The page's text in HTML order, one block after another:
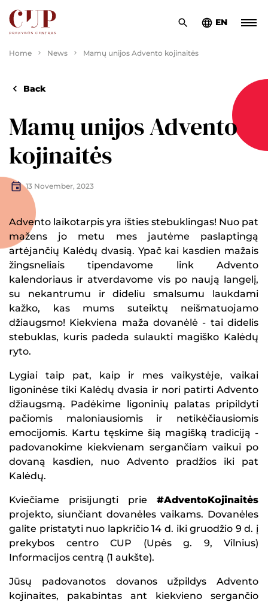
EN
Home News Mamų unijos Advento kojinaitės
Back
Mamų unijos Advento
kojinaitės
13 November, 2023
Advento laikotarpis yra išties stebuklingas! Nuo pat
mažens jo metu mes jautėme paslaptingą
artėjančių Kalėdų dvasią. Ypač kai kasdien mažais
žingsneliais tipendavome link Advento
kalendoriaus ir atverdavome vis po naują langelį,
su nekantrumu ir dideliu smalsumu laukdami
kažko, kas mums suteiktų neišmatuojamo
džiaugsmo! Kiekviena maža dovanėlė - tai didelis
stebuklas, kuris padeda sulaukti magiško Kalėdų
ryto.
Lygiai taip pat, kaip ir mes vaikystėje, vaikai
ligoninėse tiki Kalėdų dvasia ir nori patirti Advento
džiaugsmą. Padėkime ligoninių palatas pripildyti
pačiomis maloniausiomis ir netikėčiausiomis
emocijomis. Kartu tęskime šią magišką tradiciją -
padovanokime kiekvienam sergančiam vaikui po
dovaną kasdien, nuo Advento pradžios iki pat
Kalėdų.
Kviečiame prisijungti prie #AdventoKojinaitės
projekto, siunčiant dovanėles vaikams. Dovanėles
galite pristatyti nuo lapkričio 14 d. iki gruodžio 9 d. į
prekybos centro CUP (Upės g. 9, Vilnius)
Informacijos centrą (1 aukšte).
Jūsų padovanotos dovanos užpildys Advento
kojinaites, pakabintas ant kiekvieno sergančio